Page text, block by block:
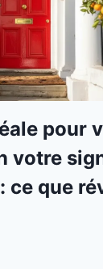
pour
votre
ce que